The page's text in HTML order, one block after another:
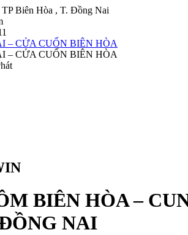
Biên Hòa , T. Đồng Nai
BIÊN HÒA –
NAI